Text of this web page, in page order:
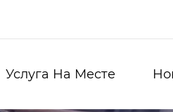
Услуга На Месте